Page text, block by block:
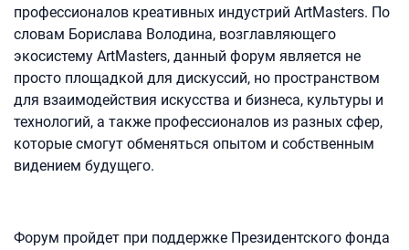
профессионалов креативных индустрий ArtMasters. По
словам Борислава Володина, возглавляющего
экосистему ArtMasters, данный форум является не
просто площадкой для дискуссий, но пространством
для взаимодействия искусства и бизнеса, культуры и
технологий, а также профессионалов из разных сфер,
которые смогут обменяться опытом и собственным
видением будущего.
Форум пройдет при поддержке Президентского фонда